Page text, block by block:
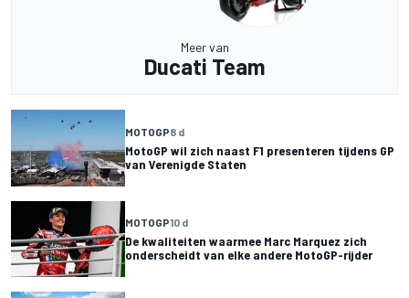
Meer van
Ducati Team
MOTOGP8 d
MotoGP wil zich naast F1 presenteren tijdens GP
van Verenigde Staten
MOTOGP10 d
De kwaliteiten waarmee Marc Marquez zich
onderscheidt van elke andere MotoGP-rijder